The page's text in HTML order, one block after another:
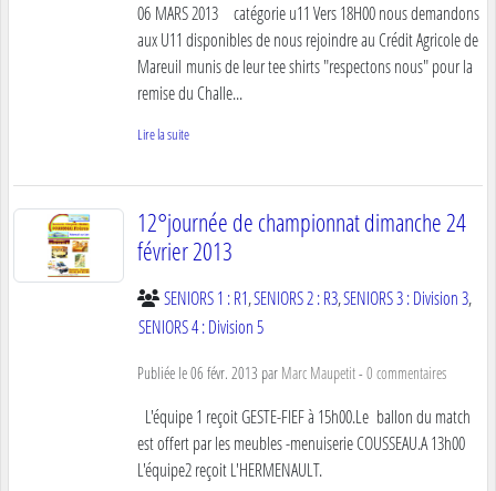
06 MARS 2013 catégorie u11 Vers 18H00 nous demandons
aux U11 disponibles de nous rejoindre au Crédit Agricole de
Mareuil munis de leur tee shirts "respectons nous" pour la
remise du Challe...
Lire la suite
12°journée de championnat dimanche 24
février 2013
SENIORS 1 : R1 SENIORS 2 : R3 SENIORS 3 : Division 3
SENIORS 4 : Division 5
Publiée le06 févr. 2013 par Marc Maupetit- 0 commentaires
L'équipe 1 reçoit GESTE-FIEF à 15h00.Le ballon du match
est offert par les meubles -menuiserie COUSSEAU.A 13h00
L'équipe2 reçoit L'HERMENAULT.